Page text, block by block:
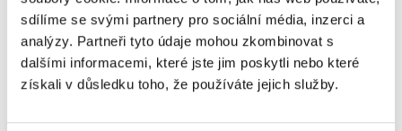
sdílíme se svými partnery pro sociální média, inzerci a
analýzy. Partneři tyto údaje mohou zkombinovat s
dalšími informacemi, které jste jim poskytli nebo které
získali v důsledku toho, že používáte jejich služby.
Všechny Česko Slovensko
ALOve OC Nový Smíchov, Praha 5
tel.: +420736509250